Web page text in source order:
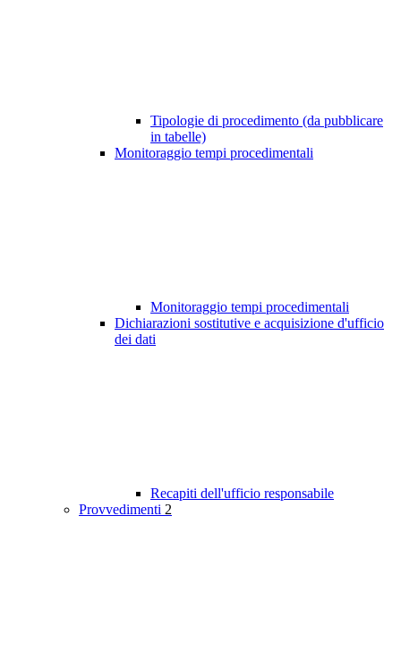
Tipologie di procedimento (da pubblicare
in tabelle)
Monitoraggio tempi procedimentali
Monitoraggio tempi procedimentali
Dichiarazioni sostitutive e acquisizione d'ufficio
dei dati
Recapiti dell'ufficio responsabile
Provvedimenti 2